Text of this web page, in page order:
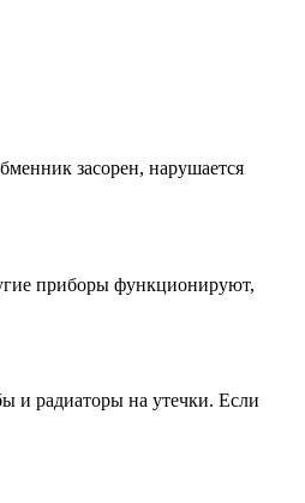
засорен, нарушается
приборы функционируют,
и радиаторы на утечки. Если